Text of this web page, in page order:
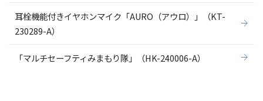
耳栓機能付きイヤホンマイク「AURO（アウロ）」（KT-
230289-A）
「マルチセーフティみまもり隊」（HK-240006-A）